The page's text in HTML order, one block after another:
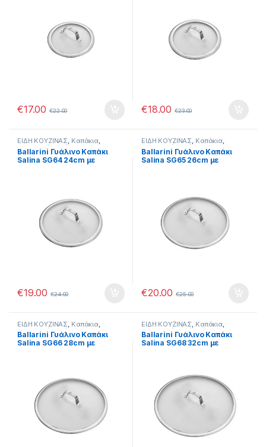
€17.00 €22.00 €18.00 €23.00
ΕΙΔΗ ΚΟΥΖΙΝΑΣ, Καπάκια,
Μαγειρικά Σκεύη
Ballarini Γυάλινο Καπάκι
Salina SG64 24cm με
€19.00 €24.00
ΕΙΔΗ ΚΟΥΖΙΝΑΣ, Καπάκια,
Μαγειρικά Σκεύη
Ballarini Γυάλινο Καπάκι
Salina SG65 26cm με
€20.00 €25.00
ΕΙΔΗ ΚΟΥΖΙΝΑΣ Καπάκια,
Μαγειρικά Σκεύη
Ballarini Γυάλινο Καπάκι
Salina SG66 28cm με
ΕΙΔΗ ΚΟΥΖΙΝΑΣ Καπάκια,
Μαγειρικά Σκεύη
Ballarini Γυάλινο Καπάκι
Salina SG68 32cm με